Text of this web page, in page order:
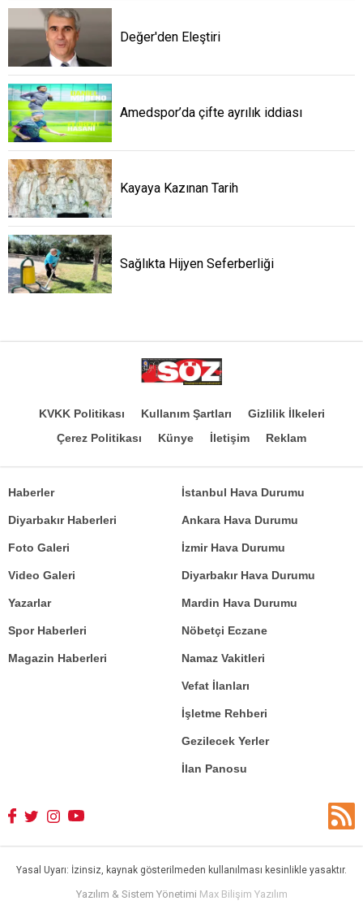
Değer'den Eleştiri
Amedspor’da çifte ayrılık iddiası
Kayaya Kazınan Tarih
Sağlıkta Hijyen Seferberliği
KVKK Politikası Kullanım Şartları
Gizlilik İlkeleri
Çerez Politikası
Künye İletişim Reklam
Haberler
Diyarbakır Haberleri
Foto Galeri
Video Galeri
Yazarlar
İstanbul Hava Durumu
Ankara Hava Durumu
İzmir Hava Durumu
Diyarbakır Hava Durumu
Mardin Hava Durumu
Spor Haberleri
Magazin Haberleri
Nöbetçi Eczane
Namaz Vakitleri
Vefat İlanları
İşletme Rehberi
Gezilecek Yerler
İlan Panosu
Yasal Uyarı: İzinsiz, kaynak gösterilmeden kullanılması kesinlikle yasaktır.
Yazılım & Sistem Yönetimi Max Bilişim Yazılım